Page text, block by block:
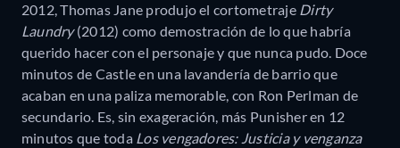
2012, Thomas Jane produjo el cortometraje Dirty
Laundry(2012) como demostración de lo que habría
querido hacer con el personaje y que nunca pudo. Doce
minutos de Castle en una lavandería de barrio que
acaban en una paliza memorable, con Ron Perlman de
secundario. Es, sin exageración, más Punisher en 12
minutos que toda Los vengadores: Justicia y venganza